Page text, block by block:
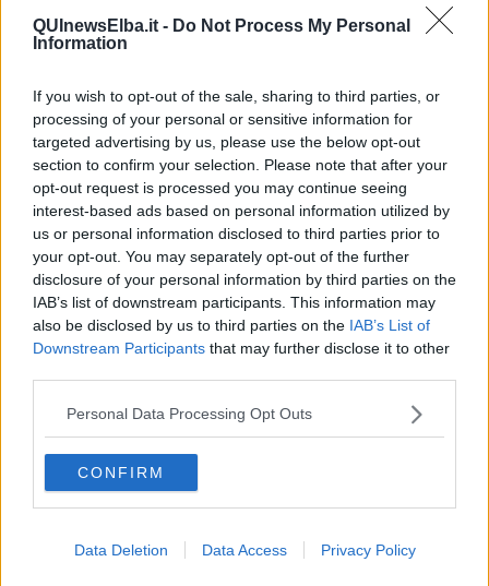
QUInewsElba.it - Do Not Process My Personal
Information
If you wish to opt-out of the sale, sharing to third parties, or
processing of your personal or sensitive information for
targeted advertising by us, please use the below opt-out
section to confirm your selection. Please note that after your
opt-out request is processed you may continue seeing
interest-based ads based on personal information utilized by
us or personal information disclosed to third parties prior to
your opt-out. You may separately opt-out of the further
disclosure of your personal information by third parties on the
IAB’s list of downstream participants. This information may
also be disclosed by us to third parties on the IAB’s List of
Downstream Participants that may further disclose it to other
Personal Data Processing Opt Outs
CONFIRM
Data Deletion Data Access Privacy Policy
No profit
Dragonheart
​Con-te
Coincidenze e crisi
L'amico
​L’anno del vaccino
Giulio Regeni
​Il rosario
Paolo Rossi
Maradona
Cronaca
​Ancora Covid
​Biden!
In memoria
​Ancora Francesco
Rieccoci
Francesco
​Il responso
Willy
Non lo so